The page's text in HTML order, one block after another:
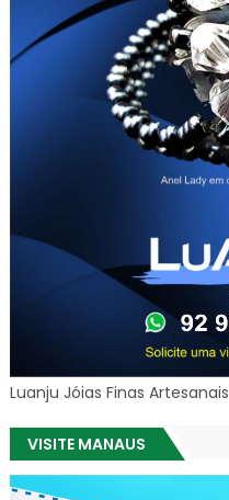
Luanju Jóias Finas Artesanais
VISITE MANAUS